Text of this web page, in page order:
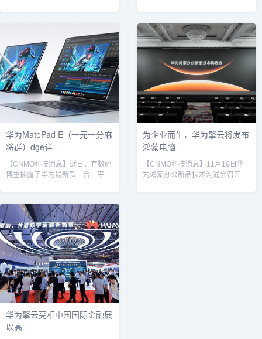
HM740据CNMO了解，华为擎云
HM740基于鸿蒙内核打造，可满足
政务、金融等高安全需求行业的合
规要求。它支持双空间隔离，四指
滑动即可切换企业空间与个人空
间，兼顾安全与效率。屏幕方面，
华为擎云HM740搭载14.2英寸
OLED原色屏，支...
宣布，鸿蒙电脑的外设支持数量已
实现翻倍增长。截至目前，鸿蒙电
脑已覆盖超过1500款通用设备，包
括键盘、鼠标、显示器、耳机、U
盘等，同时兼容700多款专业设
备，如打印机、手写笔、扫描仪
等。据悉，华为终端官网于2025年
5月上线鸿蒙电脑外设兼容性查询
功能，清单共158页，涵盖设...
华为MatePad E（一元一分麻
将群）dge详
【CNMO科技消息】近日，有数码
博主披露了华为最新款二合一平板
屏幕、性能与生态融合方面实现显
著突破。华为MatePad Edge据
CNMO了解，华为MatePad Edge
搭载14.2英寸柔性OLED云晰柔光
屏，分辨率达3120×2080，支持
120Hz刷新率，色准ΔE＜1，屏占
比高达94%，为同类产品中最高水
准之一。机身厚度仅...
为企业而生，华为擎云将发布
鸿蒙电脑
【CNMO科技消息】11月19日华
为鸿蒙办公新品技术沟通会召开，
华为擎云亮相中国国际金融展
以高